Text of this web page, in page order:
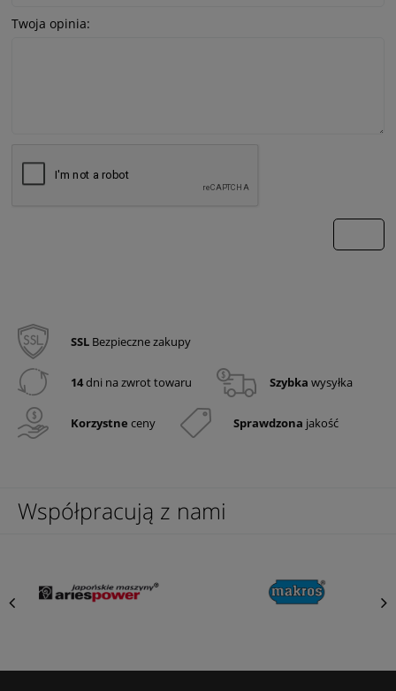
Twoja opinia:
SSL Bezpieczne zakupy
14dni na zwrot towaru Szybka wysyłka
Korzystne ceny Sprawdzona jakość
Współpracują z nami